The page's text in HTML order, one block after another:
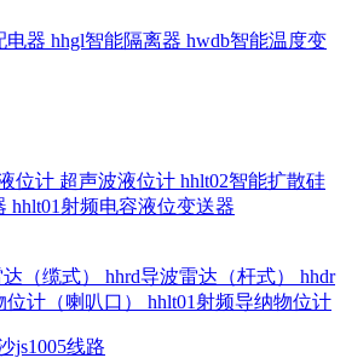
电器 hhgl智能隔离器 hwdb智能温度变
位计 超声波液位计 hhlt02智能扩散硅
hhlt01射频电容液位变送器
（缆式） hhrd导波雷达（杆式） hhdr
位计（喇叭口） hhlt01射频导纳物位计
js1005线路